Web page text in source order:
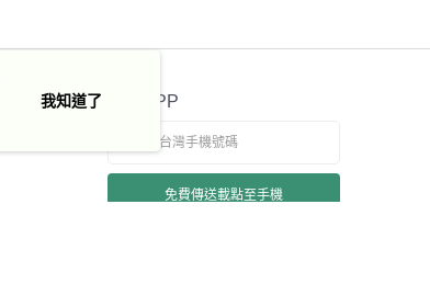
官方APP
免費傳送載點至手機
我知道了